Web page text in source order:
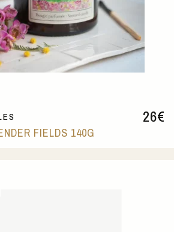
26€
FIELDS 140G